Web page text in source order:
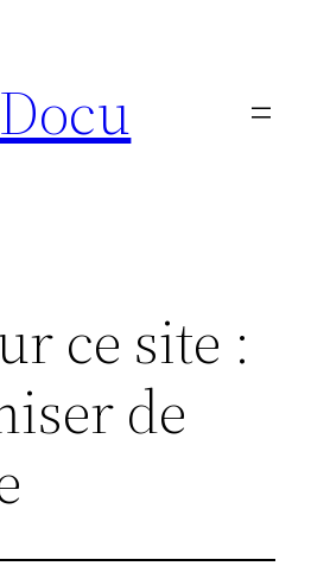
ce site :
de